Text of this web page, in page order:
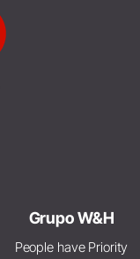
Grupo W&H
People have Priority